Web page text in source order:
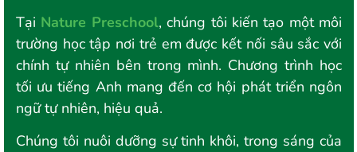
Tại Nature Preschool, chúng tôi kiến tạo một môi
trường học tập nơi trẻ em được kết nối sâu sắc với
chính tự nhiên bên trong mình. Chương trình học
tối ưu tiếng Anh mang đến cơ hội phát triển ngôn
ngữ tự nhiên, hiệu quả.
Chúng tôi nuôi dưỡng sự tinh khôi, trong sáng của